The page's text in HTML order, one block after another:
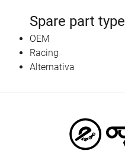
Spare part
OEM
Racing
Alternativa